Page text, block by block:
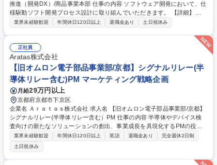
推進（開発DX）/商品事業本部 仕事の内容 ソフトウェア開発において、仕
様駆動ソフト開発プロセス設計に取り組んでいただきます。 【詳細】
（1）商品プロジェクト特性に応じた仕様駆動ソフト開発のAIエージェン
求～設計～実装～テストのトレーサビリティ基盤設計（4）要求仕様書な
どのインプットドキュメントの標準化（5）AIエージェントの学習・強化
サイクルプロセスの構築（6）AI開発ガバナンスおよび監査プロセスの設
計 募集職種 【京都】AI駆動・仕様駆動開発への変革推進（開発DX）/商品
事業本部
業界未経験歓迎 年間休日120日以上 退職金あり 土日祝休み
正社員
Aratas株式会社
【旧オムロン電子部品事業部/京都】シグナルリレー(半
導体リレー含む)PM マーケティング戦略企画
月給29万円以上
京都府京都市下京区
企業名 Ａｒａｔａｓ株式会社 求人名 【旧オムロン電子部品事業部/京都】
シグナルリレー(半導体リレー含む）PM 仕事の内容 半導体やデバイス検
査向けの新たなソリューションの創出、事業成長を具現化するPMの役割
を担っていただきます。 【詳細】■新たな検査ソリューションの商品マー
ケティング・商品企画 ■短期/長期の事業・商品戦略の立案と実行 ■販売促
進計画の立案、施策実行 ■商品ライフサイクルマネジメント ■新規アプリ
ケーション分析、新規顧客開拓・事業機会探索 【使用する開発言語・ソフ
業界未経験歓迎 年間休日120日以上 英語 退職金あり
完全週休2日制
土日祝休み